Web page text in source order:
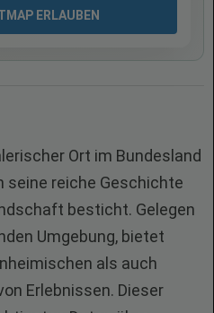
ERLAUBEN
Ort im Bundesland
seine reiche Geschichte
besticht. Gelegen
Umgebung, bietet
als auch
Erlebnissen. Dieser